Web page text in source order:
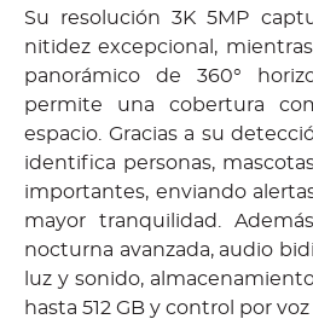
Su resolución 3K 5MP
nitidez excepcional,
panorámico de 360°
permite una cobertura
espacio. Gracias a su
identifica personas,
importantes, enviando
mayor tranquilidad.
nocturna avanzada, audio
luz y sonido,
hasta 512 GB y control por